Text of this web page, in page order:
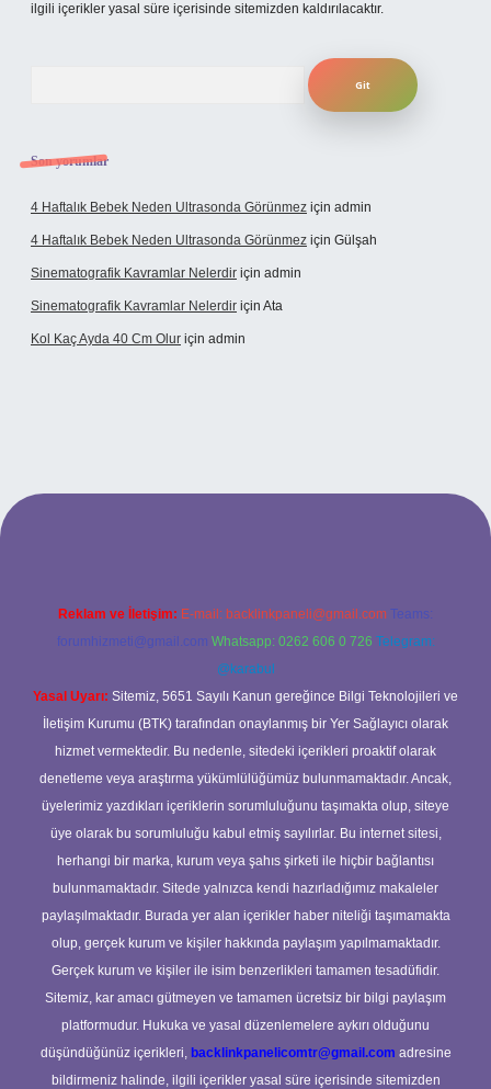
ilgili içerikler yasal süre içerisinde sitemizden kaldırılacaktır.
Son yorumlar
4 Haftalık Bebek Neden Ultrasonda Görünmez için admin
4 Haftalık Bebek Neden Ultrasonda Görünmez için Gülşah
Sinematografik Kavramlar Nelerdir için admin
Sinematografik Kavramlar Nelerdir için Ata
Kol Kaç Ayda 40 Cm Olur için admin
betci
Reklam ve İletişim: E-mail: backlinkpaneli@gmail.com Teams:
forumhizmeti@gmail.com Whatsapp: 0262 606 0 726 Telegram:
@karabul
Yasal Uyarı: Sitemiz, 5651 Sayılı Kanun gereğince Bilgi Teknolojileri ve
İletişim Kurumu (BTK) tarafından onaylanmış bir Yer Sağlayıcı olarak
hizmet vermektedir. Bu nedenle, sitedeki içerikleri proaktif olarak
denetleme veya araştırma yükümlülüğümüz bulunmamaktadır. Ancak,
üyelerimiz yazdıkları içeriklerin sorumluluğunu taşımakta olup, siteye
üye olarak bu sorumluluğu kabul etmiş sayılırlar. Bu internet sitesi,
herhangi bir marka, kurum veya şahıs şirketi ile hiçbir bağlantısı
bulunmamaktadır. Sitede yalnızca kendi hazırladığımız makaleler
paylaşılmaktadır. Burada yer alan içerikler haber niteliği taşımamakta
olup, gerçek kurum ve kişiler hakkında paylaşım yapılmamaktadır.
Gerçek kurum ve kişiler ile isim benzerlikleri tamamen tesadüfidir.
Sitemiz, kar amacı gütmeyen ve tamamen ücretsiz bir bilgi paylaşım
platformudur. Hukuka ve yasal düzenlemelere aykırı olduğunu
düşündüğünüz içerikleri, backlinkpanelicomtr@gmail.com adresine
bildirmeniz halinde, ilgili içerikler yasal süre içerisinde sitemizden